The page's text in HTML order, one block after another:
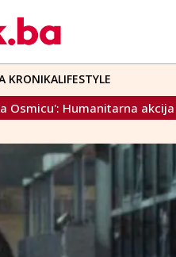
KRONIKALIFESTYLE
akcija za memorijalni centar